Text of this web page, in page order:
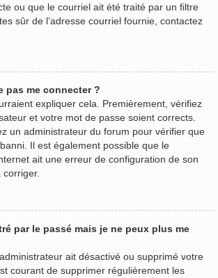
ou que le courriel ait été traité par un filtre
sûr de l’adresse courriel fournie, contactez
pas me connecter ?
expliquer cela. Premièrement, vérifiez
et votre mot de passe soient corrects.
un administrateur du forum pour vérifier que
Il est également possible que le
ait une erreur de configuration de son
corriger.
par le passé mais je ne peux plus me
ait désactivé ou supprimé votre
courant de supprimer régulièrement les